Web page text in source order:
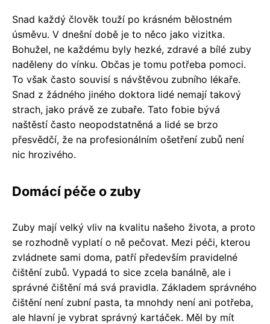
Snad každý člověk touží po krásném bělostném
úsměvu. V dnešní době je to něco jako vizitka.
Bohužel, ne každému byly hezké, zdravé a bílé zuby
naděleny do vínku. Občas je tomu potřeba pomoci.
To však často souvisí s návštěvou zubního lékaře.
Snad z žádného jiného doktora lidé nemají takový
strach, jako právě ze zubaře. Tato fobie bývá
naštěstí často neopodstatněná a lidé se brzo
přesvědčí, že na profesionálním ošetření zubů není
nic hrozivého.
Domácí péče o zuby
Zuby mají velký vliv na kvalitu našeho života, a proto
se rozhodně vyplatí o ně pečovat. Mezi péči, kterou
zvládnete sami doma, patří především pravidelné
čištění zubů. Vypadá to sice zcela banálně, ale i
správné čištění má svá pravidla. Základem správného
čištění není zubní pasta, ta mnohdy není ani potřeba,
ale hlavní je vybrat správný kartáček. Měl by mít